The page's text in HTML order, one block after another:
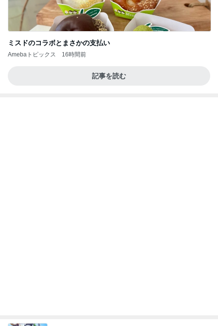
ミスドのコラボとまさかの支払い
Amebaトピックス 16時間前
記事を読む